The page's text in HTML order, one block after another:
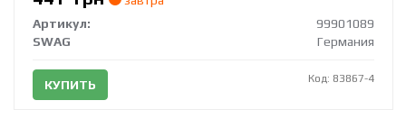
Артикул:
99901089
SWAG
Германия
КУПИТЬ Код: 83867-4